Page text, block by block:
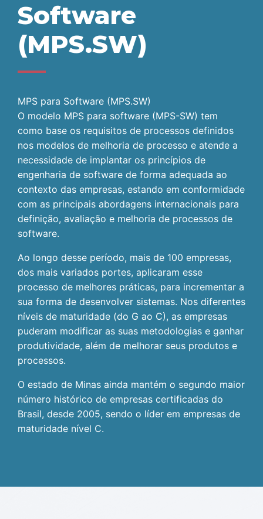
Software
(MPS.SW)
MPS para Software (MPS.SW)
O modelo MPS para software (MPS-SW) tem
como base os requisitos de processos definidos
nos modelos de melhoria de processo e atende a
necessidade de implantar os princípios de
engenharia de software de forma adequada ao
contexto das empresas, estando em conformidade
com as principais abordagens internacionais para
definição, avaliação e melhoria de processos de
software.
Ao longo desse período, mais de 100 empresas,
dos mais variados portes, aplicaram esse
processo de melhores práticas, para incrementar a
sua forma de desenvolver sistemas. Nos diferentes
níveis de maturidade (do G ao C), as empresas
puderam modificar as suas metodologias e ganhar
produtividade, além de melhorar seus produtos e
processos.
O estado de Minas ainda mantém o segundo maior
número histórico de empresas certificadas do
Brasil, desde 2005, sendo o líder em empresas de
maturidade nível C.